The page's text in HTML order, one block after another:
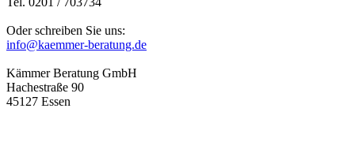
Oder schreiben Sie uns:
info@kaemmer-beratung.de
Kämmer Beratung GmbH
Hachestraße 90
45127 Essen